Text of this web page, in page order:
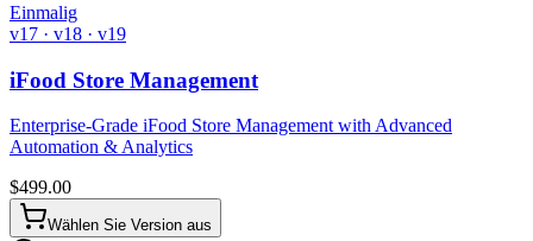
Einmalig
v17 · v18 · v19
iFood Store Management
Enterprise-Grade iFood Store Management with Advanced
Automation & Analytics
$499.00
Wählen Sie Version aus